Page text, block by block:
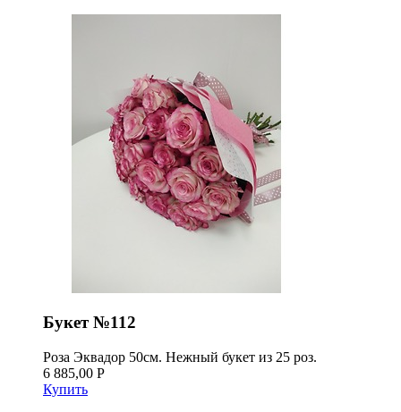
Букет №112
Роза Эквадор 50см. Нежный букет из 25 роз.
6 885,00 Р
Купить